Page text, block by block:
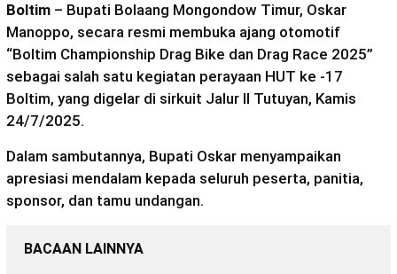
Boltim – Bupati Bolaang Mongondow Timur, Oskar
Manoppo, secara resmi membuka ajang otomotif
“Boltim Championship Drag Bike dan Drag Race 2025”
sebagai salah satu kegiatan perayaan HUT ke -17
Boltim, yang digelar di sirkuit Jalur II Tutuyan, Kamis
24/7/2025.
Dalam sambutannya, Bupati Oskar menyampaikan
apresiasi mendalam kepada seluruh peserta, panitia,
sponsor, dan tamu undangan.
BACAAN LAINNYA